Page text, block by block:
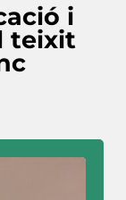
i
teixit